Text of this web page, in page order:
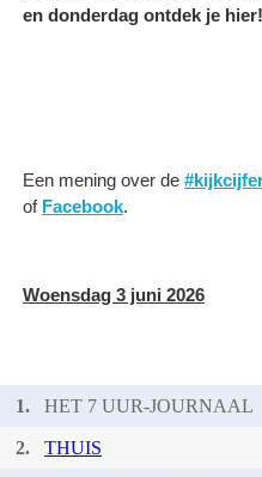
en donderdag ontdek je hier!
Een mening over de
of Facebook.
Woensdag 3 juni 2026
1. HET 7 UUR-JOURNAAL
2. THUIS